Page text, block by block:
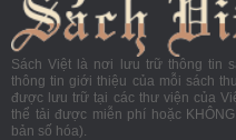
Sách Việt là nơi lưu trữ thông tin
thông tin giới thiệu của mỗi sách
được lưu trữ tại các thư viện của
thể tải được miễn phí hoặc
bản số hóa).